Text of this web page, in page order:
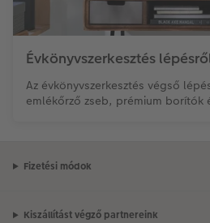
Évkönyvszerkesztés
Az évkönyvszerkesztés végső
emlékőrző zseb, prémium borítók
Fizetési módok
Kiszállítást végző partnereink